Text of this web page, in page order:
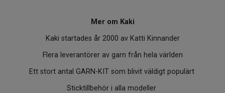
Mer om Kaki
Kaki startades år 2000 av Katti Kinnander
Flera leverantörer av garn från hela världen
Ett stort antal GARN-KIT som blivit väldigt populärt
Sticktillbehör i alla modeller